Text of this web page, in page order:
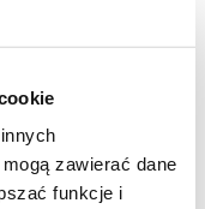
zawierać dane
funkcje i